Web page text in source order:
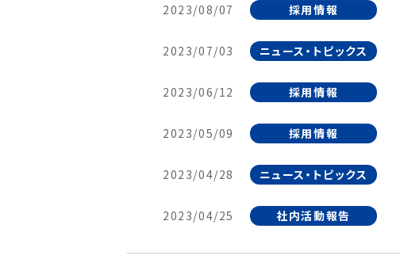
2023/08/07 採用情報
2023/07/03 ニュース・トピックス
2023/06/12 採用情報
2023/05/09 採用情報
2023/04/28 ニュース・トピックス
2023/04/25 社内活動報告